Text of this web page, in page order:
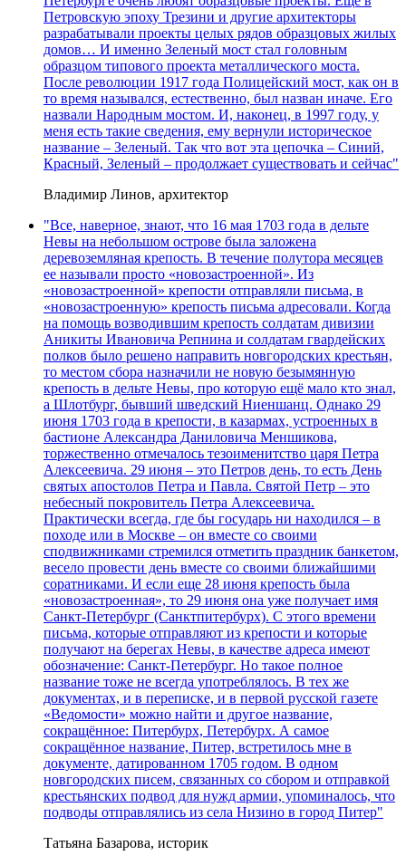
Петровскую эпоху Трезини и другие архитекторы
разрабатывали проекты целых рядов образцовых жилых
домов… И именно Зеленый мост стал головным
образцом типового проекта металлического моста.
После революции 1917 года Полицейский мост, как он в
то время назывался, естественно, был назван иначе. Его
назвали Народным мостом. И, наконец, в 1997 году, у
меня есть такие сведения, ему вернули историческое
название – Зеленый. Так что вот эта цепочка – Синий,
Красный, Зеленый – продолжает существовать и сейчас"
Владимир Линов, архитектор
"Все, наверное, знают, что 16 мая 1703 года в дельте
Невы на небольшом острове была заложена
деревоземляная крепость. В течение полутора месяцев
ее называли просто «новозастроенной». Из
«новозастроенной» крепости отправляли письма, в
«новозастроенную» крепость письма адресовали. Когда
на помощь возводившим крепость солдатам дивизии
Аникиты Ивановича Репнина и солдатам гвардейских
полков было решено направить новгородских крестьян,
то местом сбора назначили не новую безымянную
крепость в дельте Невы, про которую ещё мало кто знал,
а Шлотбург, бывший шведский Ниеншанц. Однако 29
июня 1703 года в крепости, в казармах, устроенных в
бастионе Александра Даниловича Меншикова,
торжественно отмечалось тезоименитство царя Петра
Алексеевича. 29 июня – это Петров день, то есть День
святых апостолов Петра и Павла. Святой Петр – это
небесный покровитель Петра Алексеевича.
Практически всегда, где бы государь ни находился – в
походе или в Москве – он вместе со своими
сподвижниками стремился отметить праздник банкетом,
весело провести день вместе со своими ближайшими
соратниками. И если еще 28 июня крепость была
«новозастроенная», то 29 июня она уже получает имя
Санкт-Петербург (Санктпитербурх). С этого времени
письма, которые отправляют из крепости и которые
получают на берегах Невы, в качестве адреса имеют
обозначение: Санкт-Петербург. Но такое полное
название тоже не всегда употреблялось. В тех же
документах, и в переписке, и в первой русской газете
«Ведомости» можно найти и другое название,
сокращённое: Питербурх, Петербурх. А самое
сокращённое название, Питер, встретилось мне в
документе, датированном 1705 годом. В одном
новгородских писем, связанных со сбором и отправкой
крестьянских подвод для нужд армии, упоминалось, что
подводы отправлялись из села Низино в город Питер"
Татьяна Базарова, историк